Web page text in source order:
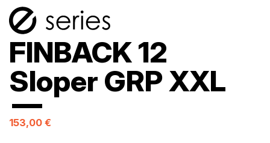
FINBACK 12
Sloper GRP XXL
153,00 €